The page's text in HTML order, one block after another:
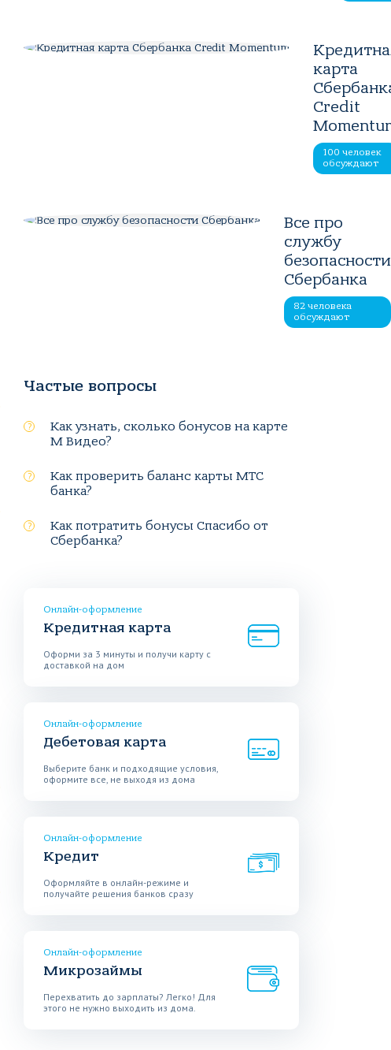
карта
Credit
100 человек
обсуждают
Все про
службу
безопасности
Сбербанка
82 человека
обсуждают
Частые вопросы
Как узнать, сколько бонусов на карте
М Видео?
Как проверить баланс карты МТС
банка?
Как потратить бонусы Спасибо от
Сбербанка?
Онлайн-оформление
Кредитная карта
Оформи за 3 минуты и получи карту с
доставкой на дом
Онлайн-оформление
Дебетовая карта
Выберите банк и подходящие условия,
оформите все, не выходя из дома
Онлайн-оформление
Кредит
Оформляйте в онлайн-режиме и
получайте решения банков сразу
Онлайн-оформление
Микрозаймы
Перехватить до зарплаты? Легко! Для
этого не нужно выходить из дома.